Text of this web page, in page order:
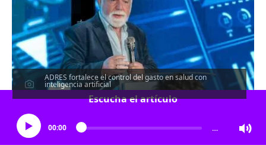
ADRES fortalece el control del gasto en salud con
inteligencia artificial
Escucha el artículo
00:00 …